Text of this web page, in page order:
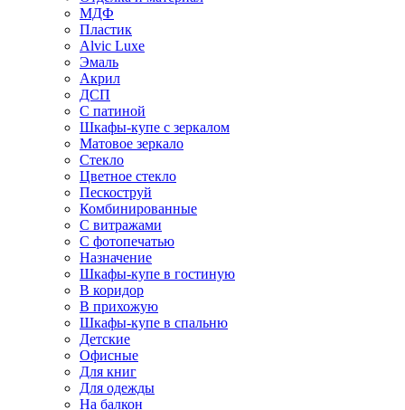
МДФ
Пластик
Alvic Luxe
Эмаль
Акрил
ДСП
С патиной
Шкафы-купе с зеркалом
Матовое зеркало
Стекло
Цветное стекло
Пескоструй
Комбинированные
С витражами
С фотопечатью
Назначение
Шкафы-купе в гостиную
В коридор
В прихожую
Шкафы-купе в спальню
Детские
Офисные
Для книг
Для одежды
На балкон